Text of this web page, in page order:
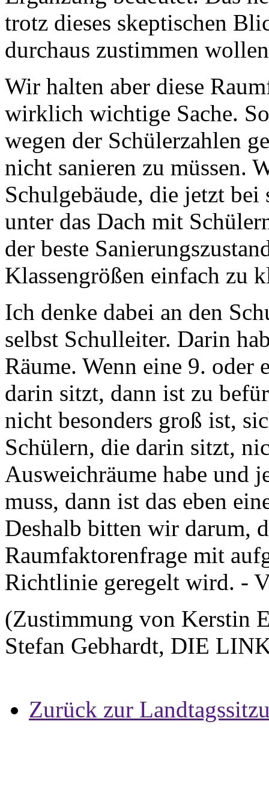
trotz dieses skeptischen
durchaus zustimmen
Wir halten aber diese
wirklich wichtige Sache.
wegen der Schülerzahlen
nicht sanieren zu müssen.
Schulgebäude, die jetzt
unter das Dach mit
der beste
Klassengrößen einfach zu
Ich denke dabei an den
selbst Schulleiter. Darin
Räume. Wenn eine 9.
darin sitzt, dann ist zu
nicht besonders groß ist,
Schülern, die darin sitzt,
Ausweichräume habe und
muss, dann ist das eben
Deshalb bitten wir darum,
Raumfaktorenfrage mit
Richtlinie geregelt wird. -
(Zustimmung von Kerstin
Stefan Gebhardt, DIE
Zurück zur